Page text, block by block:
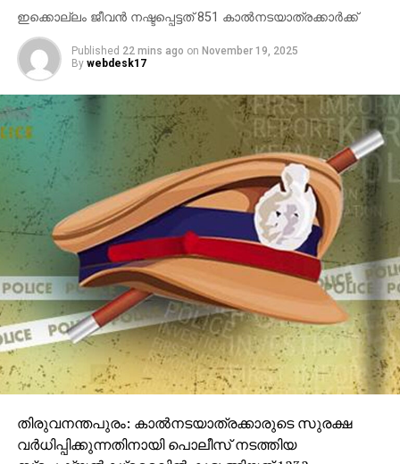
ഇക്കൊല്ലം ജീവന്‍ നഷ്ടപ്പെട്ടത് 851 കാല്‍നടയാത്രക്കാര്‍ക്ക്
Published 22 mins ago on November 19, 2025
By webdesk17
തിരുവനന്തപുരം: കാല്‍നടയാത്രക്കാരുടെ സുരക്ഷ
വര്‍ധിപ്പിക്കുന്നതിനായി പൊലീസ് നടത്തിയ